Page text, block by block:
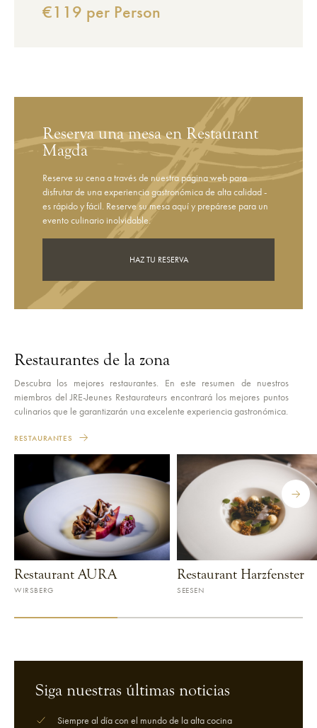
€119 per Person
Reserva una mesa en Restaurant
Magda
Reserve su cena a través de nuestra página web para
disfrutar de una experiencia gastronómica de alta calidad -
es rápido y fácil. Reserve su mesa aquí y prepárese para un
evento culinario inolvidable.
HAZ TU RESERVA
Restaurantes de la zona
Descubra los mejores restaurantes. En este resumen de nuestros
miembros del JRE-Jeunes Restaurateurs encontrará los mejores puntos
culinarios que le garantizarán una excelente experiencia gastronómica.
RESTAURANTES
Restaurant AURA
WIRSBERG
Restaurant Harzfenster
SEESEN
Siga nuestras últimas noticias
Siempre al día con el mundo de la alta cocina